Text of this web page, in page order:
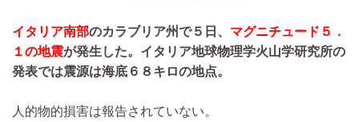
イタリア南部のカラブリア州で５日、 マグニチュード５．
１の地震が発生した。イタリア地球物理学火山学研究所の
発表では震源は海底６８キロの地点。
人的物的損害は報告されていない。